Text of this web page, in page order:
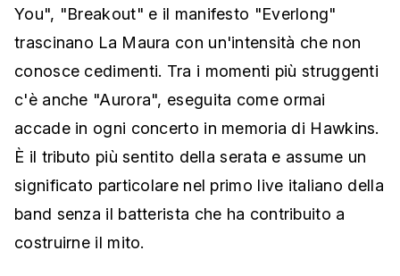
You", "Breakout" e il manifesto "Everlong"
trascinano La Maura con un'intensità che non
conosce cedimenti. Tra i momenti più struggenti
c'è anche "Aurora", eseguita come ormai
accade in ogni concerto in memoria di Hawkins.
È il tributo più sentito della serata e assume un
significato particolare nel primo live italiano della
band senza il batterista che ha contribuito a
costruirne il mito.